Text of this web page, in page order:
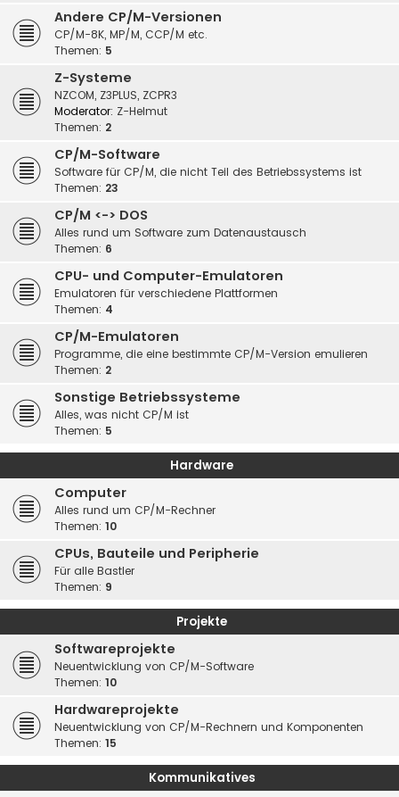
Andere CP/M-Versionen
CP/M-8K, MP/M, CCP/M etc.
Themen: 5
Z-Systeme
NZCOM, Z3PLUS, ZCPR3
Moderator: Z-Helmut
Themen: 2
CP/M-Software
Software für CP/M, die nicht Teil des Betriebssystems ist
Themen: 23
CP/M <-> DOS
Alles rund um Software zum Datenaustausch
Themen: 6
CPU- und Computer-Emulatoren
Emulatoren für verschiedene Plattformen
Themen: 4
CP/M-Emulatoren
Programme, die eine bestimmte CP/M-Version emulieren
Themen: 2
Sonstige Betriebssysteme
Alles, was nicht CP/M ist
Themen: 5
Hardware
Computer
Alles rund um CP/M-Rechner
Themen: 10
CPUs, Bauteile und Peripherie
Für alle Bastler
Themen: 9
Projekte
Softwareprojekte
Neuentwicklung von CP/M-Software
Themen: 10
Hardwareprojekte
Neuentwicklung von CP/M-Rechnern und Komponenten
Themen: 15
Kommunikatives